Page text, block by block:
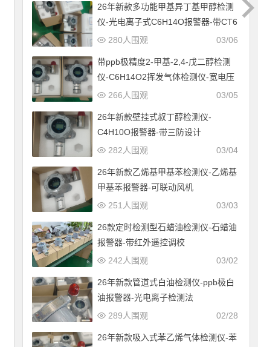
26年新款多功能甲基异丁基甲醇检测
仪-光电离子式C6H14O报警器-带CT6
防爆设计
03/06
280人围观
带ppb极精度2-甲基-2,4-戊二醇检测
仪-C6H14O2挥发气体检测仪-宽电压
12-30V供电
03/05
266人围观
26年新款壁挂式叔丁醇检测仪-
C4H10O报警器-带三防设计
03/04
282人围观
26年新款乙烯基甲基苯检测仪-乙烯基
甲基苯报警器-可联动风机
03/03
251人围观
26款定时检测型石蜡油检测仪-石蜡油
报警器-带红外遥控调校
03/02
242人围观
26年新款管道式白油检测仪-ppb极白
油报警器-光电离子检测法
02/28
289人围观
26年新款吸入式苯乙烯气体检测仪-苯